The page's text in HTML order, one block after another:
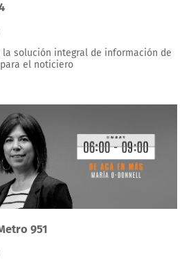
solución integral de información de
el noticiero
951